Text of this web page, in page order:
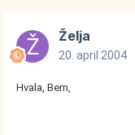
Želja
20. april 2004
Hvala, Bern,